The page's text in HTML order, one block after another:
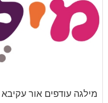
מילגה עודפים אור עקיבא